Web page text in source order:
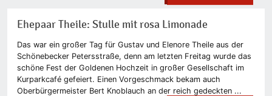
Ehepaar Theile: Stulle mit rosa Limonade
Das war ein großer Tag für Gustav und Elenore Theile aus der
Schönebecker Petersstraße, denn am letzten Freitag wurde das
schöne Fest der Goldenen Hochzeit in großer Gesellschaft im
Kurparkcafé gefeiert. Einen Vorgeschmack bekam auch
Oberbürgermeister Bert Knoblauch an der reich gedeckten ...